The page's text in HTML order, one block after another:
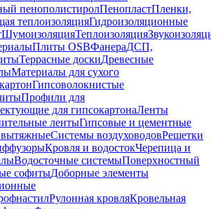
пенополистиролПенопластПленки,
теплоизоляцияГидроизоляционные
ШумоизоляцияТеплоизоляция
Плиты OSBФанераДСП,
Террасные доскиДревесные
Материалы для сухого
Гипсоволокнистые
Профили для
для гипсокартонаЛенты
лентыГипсовые и цементные
Системы воздуховодовРешетки
Кровля и водостокЧерепица и
Водосточные системыПоверхностный
софитыДоборные элементы
Рулонная кровляКровельная